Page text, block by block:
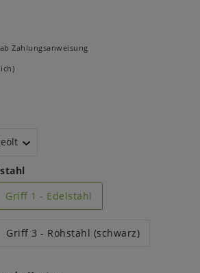
Zahlungsanweisung
Griff 1 - Edelstahl
Griff 3 - Rohstahl (schwarz)